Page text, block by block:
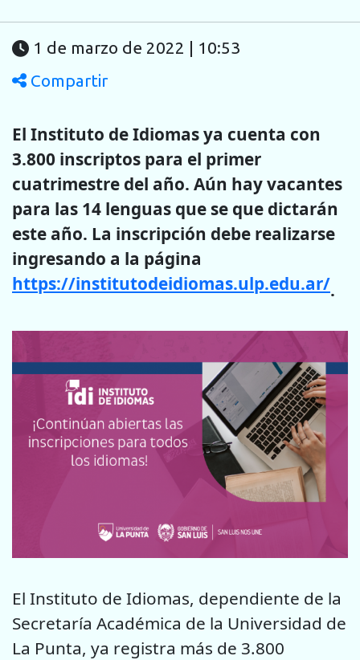
1 de marzo de 2022 | 10:53
Compartir
El Instituto de Idiomas ya cuenta con
3.800 inscriptos para el primer
cuatrimestre del año. Aún hay vacantes
para las 14 lenguas que se que dictarán
este año. La inscripción debe realizarse
ingresando a la página
https://institutodeidiomas.ulp.edu.ar/.
El Instituto de Idiomas, dependiente de la
Secretaría Académica de la Universidad de
La Punta, ya registra más de 3.800